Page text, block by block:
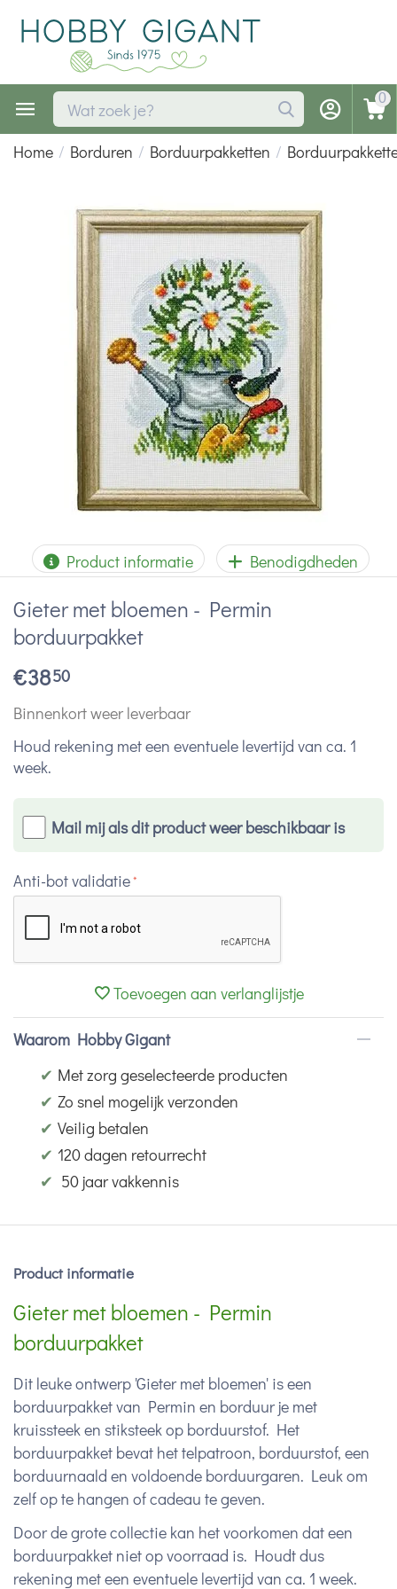
0
Home / Borduren / Borduurpakketten /
Product informatie Benodigdheden
Gieter met bloemen - Permin
borduurpakket
€3850
Binnenkort weer leverbaar
Houd rekening met een eventuele levertijd van ca. 1
week.
Mail mij als dit product weer beschikbaar is
Anti-bot validatie
Toevoegen aan verlanglijstje
Waarom Hobby Gigant
✔ Met zorg geselecteerde producten
✔ Zo snel mogelijk verzonden
✔ Veilig betalen
✔ 120 dagen retourrecht
✔ 50 jaar vakkennis
Product informatie
Gieter met bloemen - Permin
borduurpakket
Dit leuke ontwerp 'Gieter met bloemen' is een
borduurpakket van Permin en borduur je met
kruissteek en stiksteek op borduurstof. Het
borduurpakket bevat het telpatroon, borduurstof, een
borduurnaald en voldoende borduurgaren. Leuk om
zelf op te hangen of cadeau te geven.
Door de grote collectie kan het voorkomen dat een
borduurpakket niet op voorraad is. Houdt dus
rekening met een eventuele levertijd van ca. 1 week.